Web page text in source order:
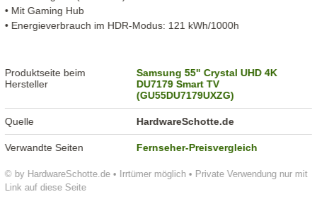
© by HardwareSchotte.de • Irrtümer möglich • Private Verwendung nur mit
Link auf diese Seite
• Mit Gaming Hub
• Energieverbrauch im HDR-Modus: 121 kWh/1000h
Produktseite beim
Hersteller
Samsung 55" Crystal UHD 4K
DU7179 Smart TV
(GU55DU7179UXZG)
Quelle HardwareSchotte.de
Verwandte Seiten Fernseher-Preisvergleich